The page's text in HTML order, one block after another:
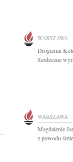
WARSZAWA
Drogiemu
Serdeczne
WARSZAWA
Magdalenie
z powodu